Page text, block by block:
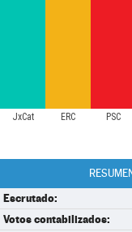
JxCat ERC PSC
Escrutado:
Votos contabilizados: